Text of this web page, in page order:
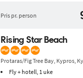
Pris pr. person
Rising Star Beach
Protaras/Fig Tree Bay, Kypros,
Fly + hotell, 1 uke